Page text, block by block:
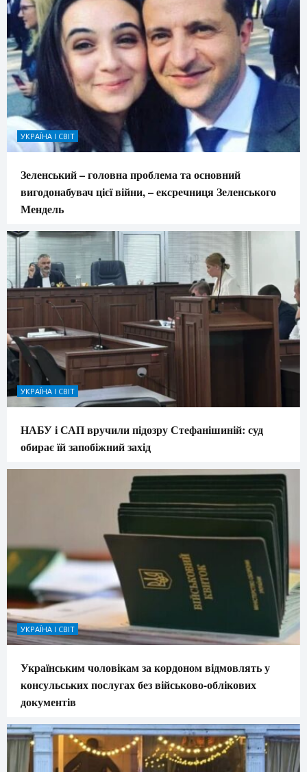
УКРАЇНА І СВІТ
Зеленський – головна проблема та основний
вигодонабувач цієї війни, – ексречниця Зеленського
Мендель
УКРАЇНА І СВІТ
НАБУ і САП вручили підозру Стефанішиній: суд
обирає їй запобіжний захід
УКРАЇНА І СВІТ
Українським чоловікам за кордоном відмовлять у
консульських послугах без військово-облікових
документів